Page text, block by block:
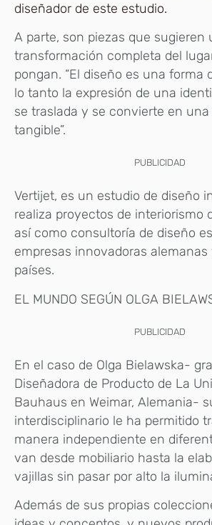
diseñador de este estudio.
A parte, son piezas que sugieren
transformación completa del
pongan. “El diseño es una forma
lo tanto la expresión de una
se traslada y se convierte en una
tangible”.
PUBLICIDAD
Vertijet, es un estudio de diseño
realiza proyectos de interiorismo
así como consultoría de diseño
empresas innovadoras alemanas
países.
EL MUNDO SEGÚN OLGA
PUBLICIDAD
En el caso de Olga Bielawska-
Diseñadora de Producto de La
Bauhaus en Weimar, Alemania-
interdisciplinario le ha permitido
manera independiente en
van desde mobiliario hasta la
vajillas sin pasar por alto la
Además de sus propias